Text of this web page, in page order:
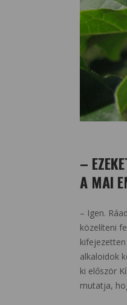
–
A MAI
– Igen.
közelíteni
alkaloidok
ki először
mutatja,